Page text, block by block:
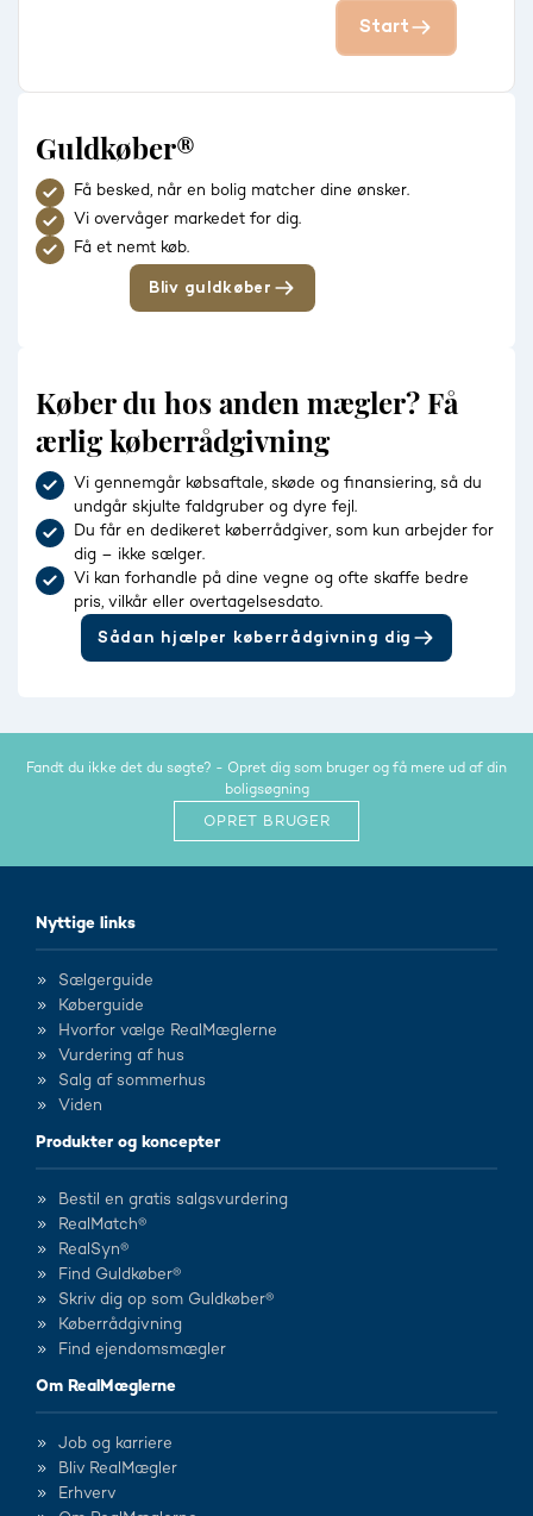
Start
Guldkøber®
Få besked, når en bolig matcher dine ønsker.
Vi overvåger markedet for dig.
Få et nemt køb.
Bliv guldkøber
Køber du hos anden mægler? Få
ærlig køberrådgivning
Vi gennemgår købsaftale, skøde og finansiering, så du
undgår skjulte faldgruber og dyre fejl.
Du får en dedikeret køberrådgiver, som kun arbejder for
dig – ikke sælger.
Vi kan forhandle på dine vegne og ofte skaffe bedre
pris, vilkår eller overtagelsesdato.
Sådan hjælper køberrådgivning dig
Fandt du ikke det du søgte? - Opret dig som bruger og få mere ud af din
boligsøgning
OPRET BRUGER
Nyttige links
Sælgerguide
Køberguide
Hvorfor vælge RealMæglerne
Vurdering af hus
Salg af sommerhus
Viden
Produkter og koncepter
Bestil en gratis salgsvurdering
RealMatch®
RealSyn®
Find Guldkøber®
Skriv dig op som Guldkøber®
Køberrådgivning
Find ejendomsmægler
Om RealMæglerne
Job og karriere
Bliv RealMægler
Erhverv